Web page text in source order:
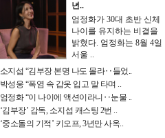
년..
엄정화가 30대 초반 신체
나이를 유지하는 비결을
밝혔다. 엄정화는 8월 4일
서울 ..
소지섭 “김부장 본명 나도 몰라‥들었..
박성웅 “폭염 속 갑옷 입고 말 타며 ..
엄정화 “이 나이에 액션이라니‥눈물 ..
‘김부장’ 감독, 소지섭 캐스팅 2번 ..
‘중소돌의 기적’ 키오프, 3년만 사옥..